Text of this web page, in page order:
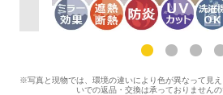
※写真と現物では、環境の違いにより色が異なって見
いでの返品・交換は承っておりませんの